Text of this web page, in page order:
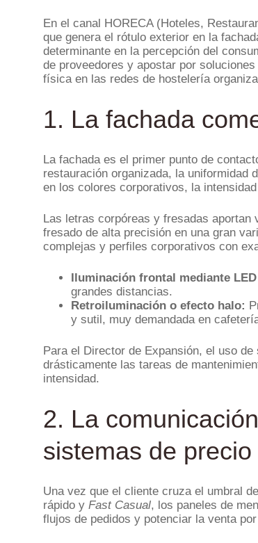
En el canal HORECA (Hoteles,
que genera el rótulo exterior en la
determinante en la percepción del
de proveedores y apostar por
física en las redes de hostelería
1. La fachada
La fachada es el primer punto de
restauración organizada, la uniformidad
en los colores corporativos, la
Las letras corpóreas y fresadas aportan
fresado de alta precisión en una gran
complejas y perfiles corporativos con
Iluminación frontal mediante
grandes distancias.
Retroiluminación o efecto halo:
y sutil, muy demandada en
Para el Director de Expansión, el uso
drásticamente las tareas de
intensidad.
2. La
sistemas de precio
Una vez que el cliente cruza el umbral
rápido y Fast Casual, los paneles de
flujos de pedidos y potenciar la venta